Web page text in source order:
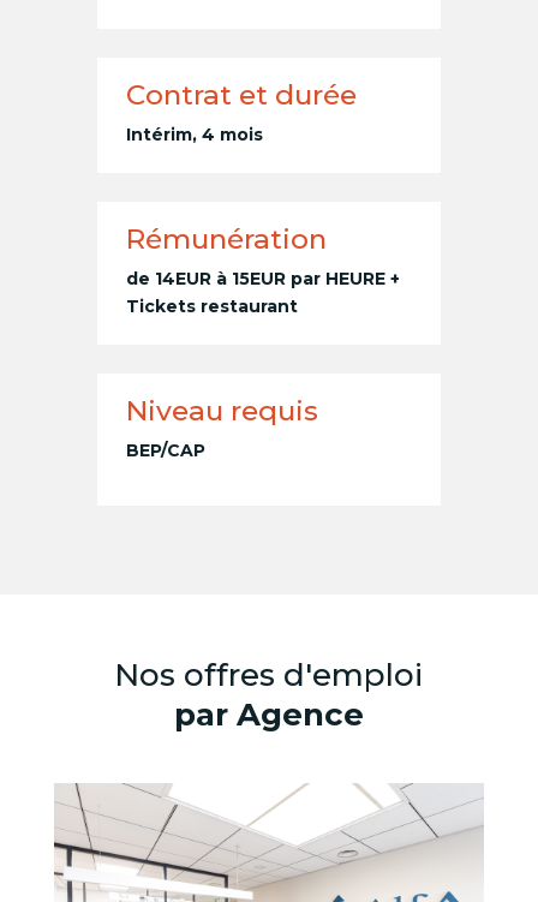
Contrat et durée
Intérim, 4 mois
Rémunération
de 14EUR à 15EUR par HEURE +
Tickets restaurant
Niveau requis
BEP/CAP
Nos offres d'emploi
par Agence